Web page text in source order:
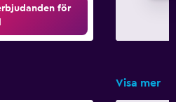
för
Visa mer